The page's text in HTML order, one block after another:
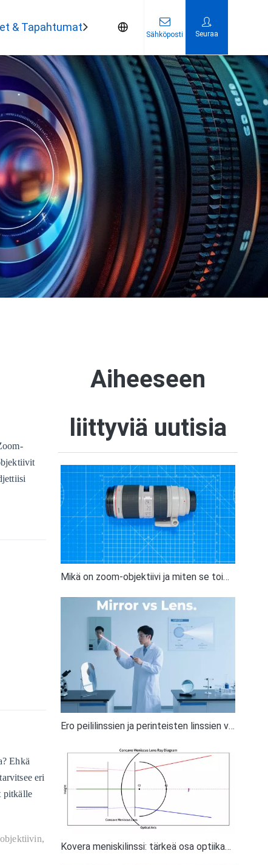
& Tapahtumat Ota yhteyttä
Sähköposti Seuraa
Ehkä
eri
pitkälle
Aiheeseen
liittyviä uutisia
Mikä on zoom-objektiivi ja miten se toimii valokuvauksessa
Ero peililinssien ja perinteisten linssien välillä: Peilin ja linssin ymmärtäminen
Kovera meniskilinssi: tärkeä osa optiikan alalla